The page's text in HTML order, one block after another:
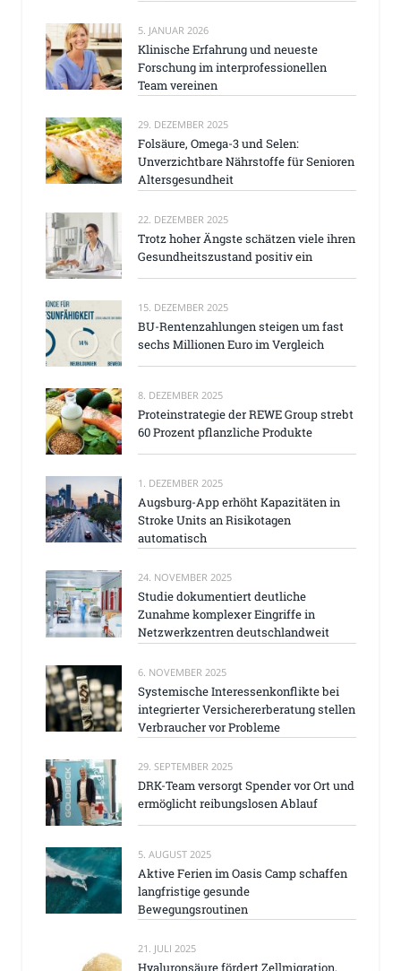
5. JANUAR 2026
Klinische Erfahrung und neueste
Forschung im interprofessionellen
Team vereinen
29. DEZEMBER 2025
Folsäure, Omega-3 und Selen:
Unverzichtbare Nährstoffe für Senioren
Altersgesundheit
22. DEZEMBER 2025
Trotz hoher Ängste schätzen viele ihren
Gesundheitszustand positiv ein
15. DEZEMBER 2025
BU-Rentenzahlungen steigen um fast
sechs Millionen Euro im Vergleich
8. DEZEMBER 2025
Proteinstrategie der REWE Group strebt
60 Prozent pflanzliche Produkte
1. DEZEMBER 2025
Augsburg-App erhöht Kapazitäten in
Stroke Units an Risikotagen
automatisch
24. NOVEMBER 2025
Studie dokumentiert deutliche
Zunahme komplexer Eingriffe in
Netzwerkzentren deutschlandweit
6. NOVEMBER 2025
Systemische Interessenkonflikte bei
integrierter Versichererberatung stellen
Verbraucher vor Probleme
29. SEPTEMBER 2025
DRK-Team versorgt Spender vor Ort und
ermöglicht reibungslosen Ablauf
5. AUGUST 2025
Aktive Ferien im Oasis Camp schaffen
langfristige gesunde
Bewegungsroutinen
21. JULI 2025